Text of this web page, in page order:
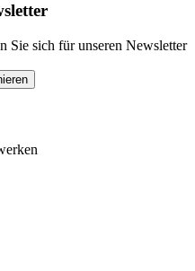
Sie sich für unseren Newsletter